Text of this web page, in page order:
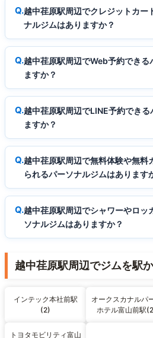
越中荏原駅周辺でクレジットカー
ナルジムはありますか？
越中荏原駅周辺でWeb予約できる
ますか？
越中荏原駅周辺でLINE予約できる
ますか？
越中荏原駅周辺で無料体験や無料
られるパーソナルジムはあります
越中荏原駅周辺でシャワーやロッ
ソナルジムはありますか？
越中荏原駅周辺でジムを駅
インテック本社前駅
(2)
オークスカナルパ
ホテル富山前駅
トヨタモビリティ富山